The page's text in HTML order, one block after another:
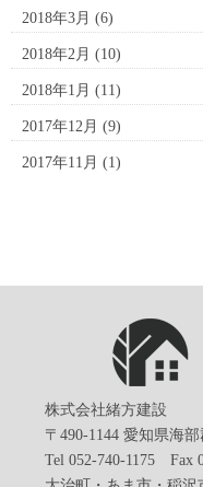
2018年3月 (6)
2018年2月 (10)
2018年1月 (11)
2017年12月 (9)
2017年11月 (1)
株式会社緒方建設
〒490-1144 愛知県海
Tel 052-740-1175 Fax